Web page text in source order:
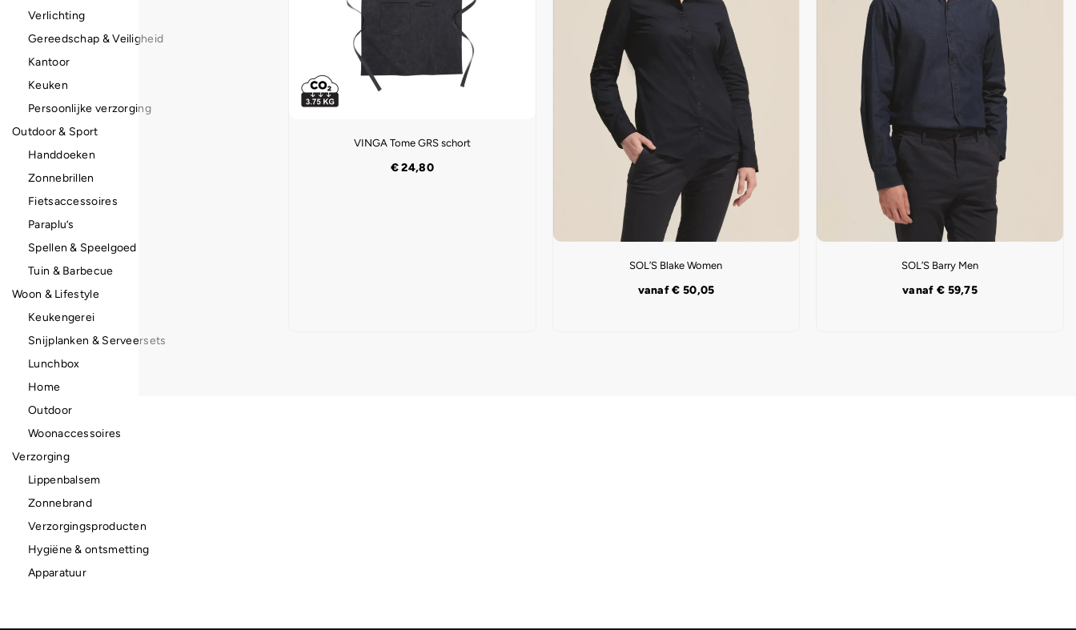
VINGA Tome GRS schort
€24,80
SOL’S Blake Women
vanaf€ 50,05
SOL’S Barry Men
vanaf € 59,75
Verlichting
Gereedschap & Veiligheid
Kantoor
Keuken
Persoonlijke verzorging
Outdoor & Sport
Handdoeken
Zonnebrillen
Fietsaccessoires
Paraplu’s
Spellen & Speelgoed
Tuin & Barbecue
Woon & Lifestyle
Keukengerei
Snijplanken & Serveersets
Lunchbox
Home
Outdoor
Woonaccessoires
Verzorging
Lippenbalsem
Zonnebrand
Verzorgingsproducten
Hygiëne & ontsmetting
Apparatuur